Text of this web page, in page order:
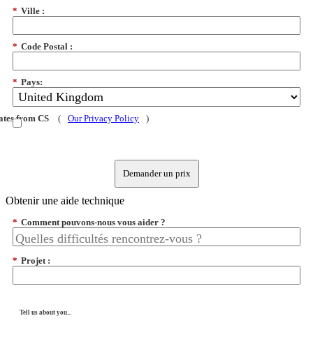
* Ville :
* Code Postal :
* Pays:
from CS ( Our Privacy Policy )
Demander un prix
Obtenir une aide technique
* Comment pouvons-nous vous aider ?
* Projet :
Tell us about you...